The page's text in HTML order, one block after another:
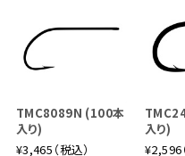
TMC8089N (100本
入り)
¥3,465（税込）
入り)
¥2,596